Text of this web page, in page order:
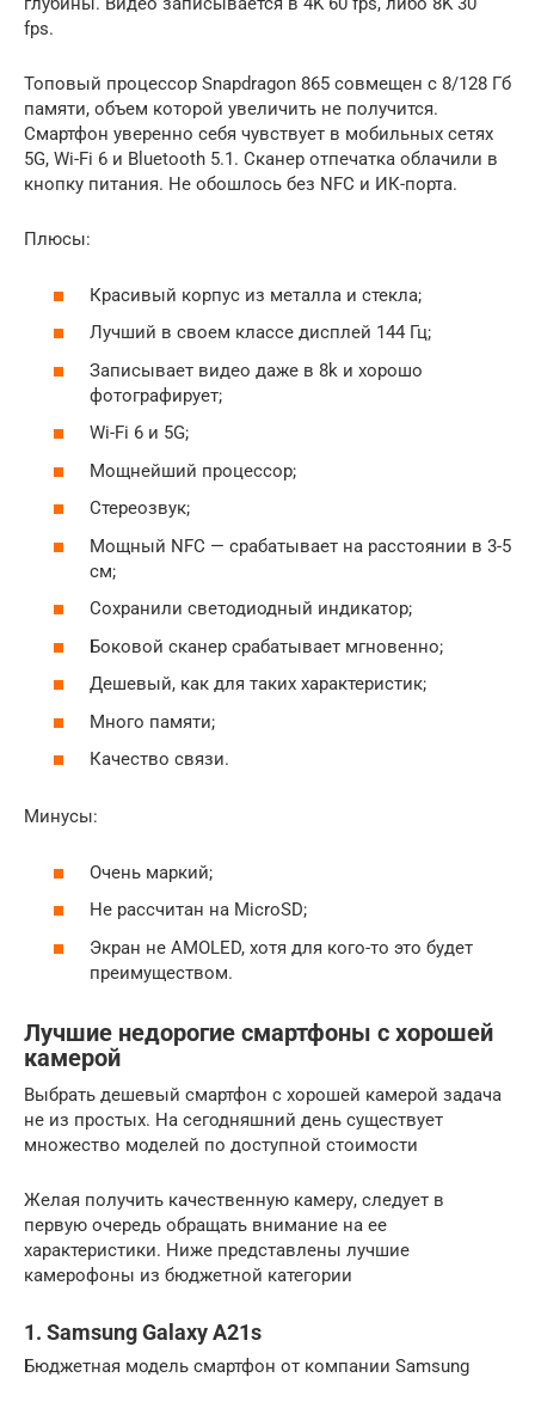
fps.
Топовый процессор Snapdragon 865 совмещен с 8/128 Гб
памяти, объем которой увеличить не получится.
Смартфон уверенно себя чувствует в мобильных сетях
5G, Wi-Fi 6 и Bluetooth 5.1. Сканер отпечатка облачили в
кнопку питания. Не обошлось без NFC и ИК-порта.
Плюсы:
Красивый корпус из металла и стекла;
Лучший в своем классе дисплей 144 Гц;
Записывает видео даже в 8k и хорошо
фотографирует;
Wi-Fi 6 и 5G;
Мощнейший процессор;
Стереозвук;
Мощный NFC — срабатывает на расстоянии в 3-5
см;
Сохранили светодиодный индикатор;
Боковой сканер срабатывает мгновенно;
Дешевый, как для таких характеристик;
Много памяти;
Качество связи.
Минусы:
Очень маркий;
Не рассчитан на MicroSD;
Экран не AMOLED, хотя для кого-то это будет
преимуществом.
Лучшие недорогие смартфоны с хорошей
камерой
Выбрать дешевый смартфон с хорошей камерой задача
не из простых. На сегодняшний день существует
множество моделей по доступной стоимости
Желая получить качественную камеру, следует в
первую очередь обращать внимание на ее
характеристики. Ниже представлены лучшие
камерофоны из бюджетной категории
1. Samsung Galaxy A21s
Бюджетная модель смартфон от компании Samsung